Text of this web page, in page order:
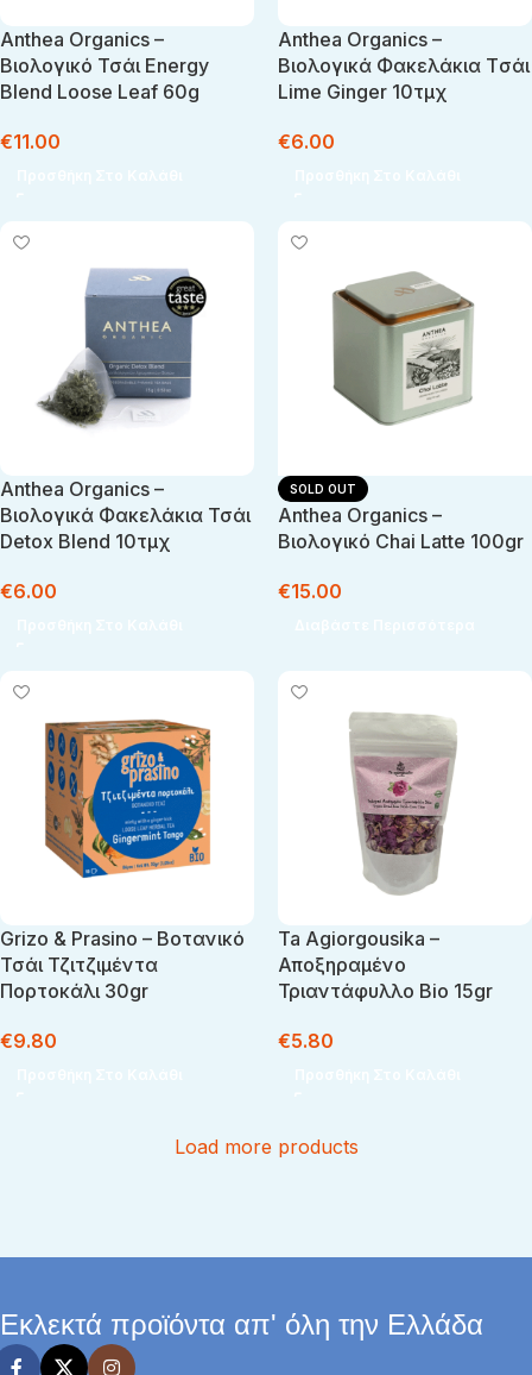
Anthea Organics –
Βιολογικό Τσάι Energy
Blend Loose Leaf 60g
€11.00
Anthea Organics –
Βιολογικά Φακελάκια Tσάι
Lime Ginger 10τμχ
€6.00
Anthea Organics –
Βιολογικά Φακελάκια Τσάι
Detox Blend 10τμχ
€6.00
SOLD OUT
Anthea Organics –
Βιολογικό Chai Latte 100gr
€15.00
Grizo & Prasino – Βοτανικό
Τσάι Τζιτζιμέντα
Πορτοκάλι 30gr
€9.80
Ta Agiorgousika –
Αποξηραμένο
Τριαντάφυλλο Βio 15gr
€5.80
Load more products
Εκλεκτά προϊόντα απ' όλη την Ελλάδα